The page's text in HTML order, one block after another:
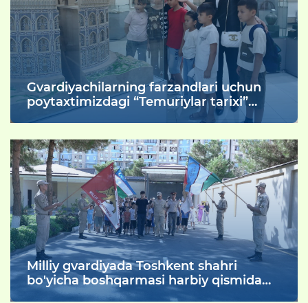
Gvardiyachilarning farzandlari uchun
poytaxtimizdagi “Temuriylar tarixi”
davlat muzeyiga qiziqarli sayohat tashkil
Milliy gvardiyada Toshkent shahri
bo'yicha boshqarmasi harbiy qismida
“Ochiq eshiklar kuni”